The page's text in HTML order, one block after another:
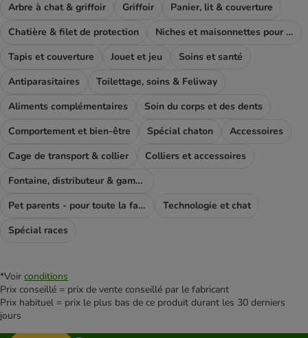
Arbre à chat & griffoir
Griffoir
Panier, lit & couverture
Chatière & filet de protection
Niches et maisonnettes pour chat
Tapis et couverture
Jouet et jeu
Soins et santé
Antiparasitaires
Toilettage, soins & Feliway
Aliments complémentaires
Soin du corps et des dents
Comportement et bien-être
Spécial chaton
Accessoires
Cage de transport & collier
Colliers et accessoires
Fontaine, distributeur & gamelle
Pet parents - pour toute la famile
Technologie et chat
Spécial races
*Voir conditions
Prix conseillé = prix de vente conseillé par le fabricant
Prix habituel = prix le plus bas de ce produit durant les 30 derniers
jours